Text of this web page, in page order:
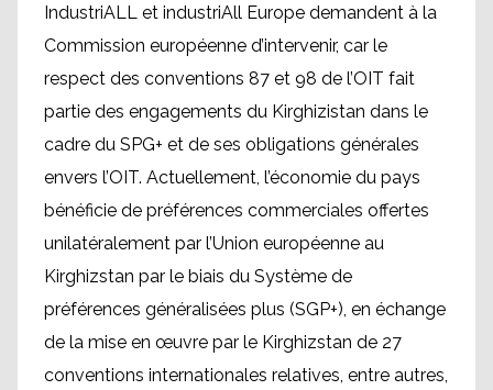
IndustriALL et industriAll Europe demandent à la
Commission européenne d’intervenir, car le
respect des conventions 87 et 98 de l’OIT fait
partie des engagements du Kirghizistan dans le
cadre du SPG+ et de ses obligations générales
envers l’OIT. Actuellement, l’économie du pays
bénéficie de préférences commerciales offertes
unilatéralement par l’Union européenne au
Kirghizstan par le biais du Système de
préférences généralisées plus (SGP+), en échange
de la mise en œuvre par le Kirghizstan de 27
conventions internationales relatives, entre autres,